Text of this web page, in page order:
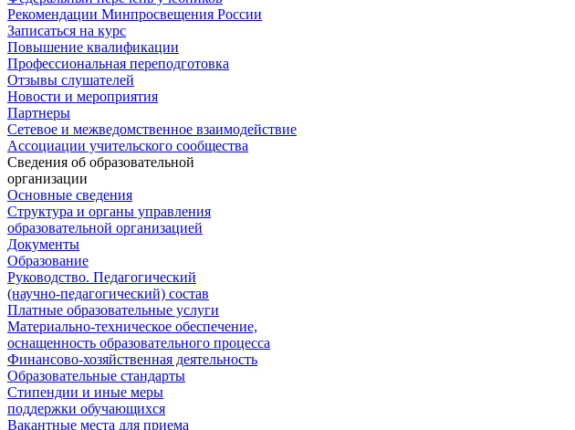
Рекомендации Минпросвещения России
Записаться на курс
Повышение квалификации
Профессиональная переподготовка
Отзывы слушателей
Новости и мероприятия
Партнеры
Сетевое и межведомственное взаимодействие
Ассоциации учительского сообщества
Сведения об образовательной
организации
Основные сведения
Структура и органы управления
образовательной организацией
Документы
Образование
Руководство. Педагогический
(научно-педагогический) состав
Платные образовательные услуги
Материально-техническое обеспечение,
оснащенность образовательного процесса
Финансово-хозяйственная деятельность
Образовательные стандарты
Стипендии и иные меры
поддержки обучающихся
Вакантные места для приема